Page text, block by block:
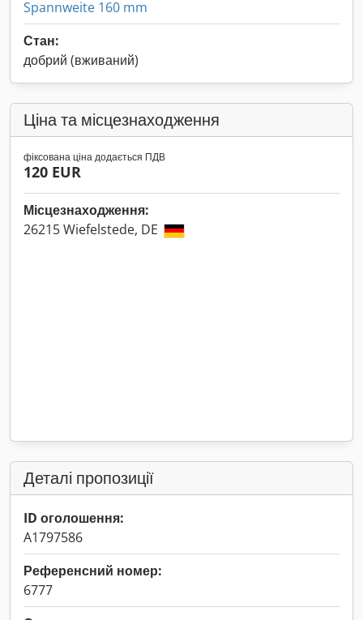
Spannweite 160 mm
Стан:
добрий (вживаний)
Ціна та місцезнаходження
фіксована ціна додається ПДВ
120 EUR
Місцезнаходження:
26215 Wiefelstede, DE
Деталі пропозиції
ID оголошення:
A1797586
Референсний номер:
6777